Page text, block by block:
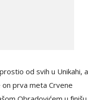
od svih u Unikahi, a
prva meta Crvene